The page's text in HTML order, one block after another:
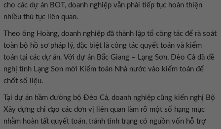
cho các dự án BOT, doanh nghiệp vẫn phải tiếp tục hoàn thiện
nhiều thủ tục liên quan.
Theo ông Hoàng, doanh nghiệp đã thành lập tổ công tác để rà soát
toàn bộ hồ sơ pháp lý, đặc biệt là công tác quyết toán và kiểm
toán tại các dự án. Với dự án Bắc Giang – Lạng Sơn, Đèo Cả đã đề
nghị tỉnh Lạng Sơn mời Kiểm toán Nhà nước vào kiểm toán để
chốt số liệu.
Tại dự án hầm đường bộ Đèo Cả, doanh nghiệp cũng kiến nghị Bộ
Xây dựng chỉ đạo các đơn vị liên quan làm rõ một số hạng mục
nhằm hoàn tất quyết toán, tránh tình trạng có nguồn vốn hỗ trợ